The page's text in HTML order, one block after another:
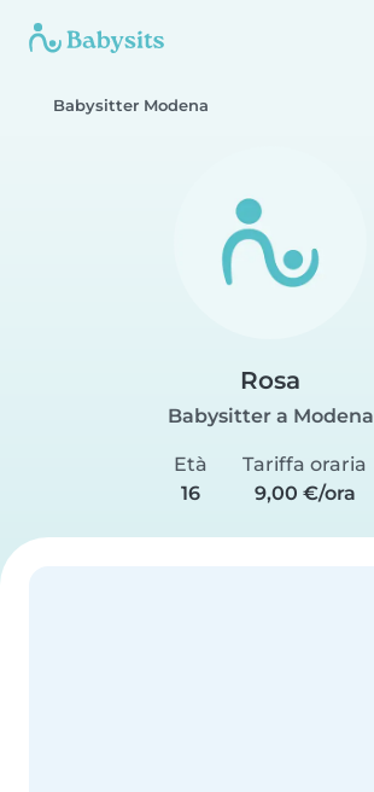
Babysitter Modena
Rosa
Babysitter a Modena
Età
16
Tariffa oraria
9,00 €/ora